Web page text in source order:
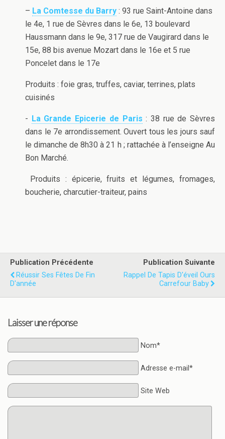
– La Comtesse du Barry : 93 rue Saint-Antoine dans
le 4e, 1 rue de Sèvres dans le 6e, 13 boulevard
Haussmann dans le 9e, 317 rue de Vaugirard dans le
15e, 88 bis avenue Mozart dans le 16e et 5 rue
Poncelet dans le 17e
Produits : foie gras, truffes, caviar, terrines, plats
cuisinés
- La Grande Epicerie de Paris : 38 rue de Sèvres
dans le 7e arrondissement. Ouvert tous les jours sauf
le dimanche de 8h30 à 21 h ; rattachée à l’enseigne Au
Bon Marché.
Produits : épicerie, fruits et légumes, fromages,
boucherie, charcutier-traiteur, pains
Publication Précédente
Réussir Ses Fêtes De Fin
D'année
Publication Suivante
Rappel De Tapis D'éveil Ours
Carrefour Baby
Laisser une réponse
Nom*
Adresse e-mail*
Site Web